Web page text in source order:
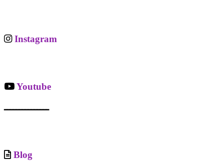
Instagram
Youtube
ـــــــــــــــ
Blog